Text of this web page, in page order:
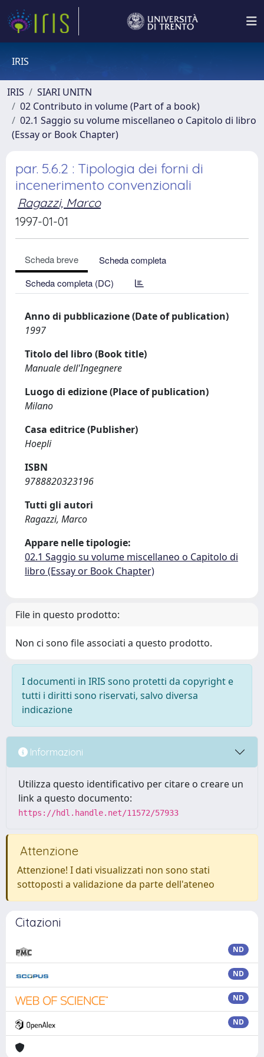
IRIS
IRIS
SIARI UNITN
02 Contributo in volume (Part of a book)
02.1 Saggio su volume miscellaneo o Capitolo di libro
(Essay or Book Chapter)
par. 5.6.2 : Tipologia dei forni di
incenerimento convenzionali
Ragazzi, Marco
1997-01-01
Scheda breve
Scheda completa
Scheda completa (DC)
Anno di pubblicazione (Date of publication)
1997
Titolo del libro (Book title)
Manuale dell'Ingegnere
Luogo di edizione (Place of publication)
Milano
Casa editrice (Publisher)
Hoepli
ISBN
9788820323196
Tutti gli autori
Ragazzi, Marco
Appare nelle tipologie:
02.1 Saggio su volume miscellaneo o Capitolo di
libro (Essay or Book Chapter)
File in questo prodotto:
Non ci sono file associati a questo prodotto.
I documenti in IRIS sono protetti da copyright e
tutti i diritti sono riservati, salvo diversa
indicazione
Informazioni
Utilizza questo identificativo per citare o creare un
link a questo documento:
https://hdl.handle.net/11572/57933
Attenzione
Attenzione! I dati visualizzati non sono stati
sottoposti a validazione da parte dell'ateneo
Citazioni
ND
ND
ND
ND